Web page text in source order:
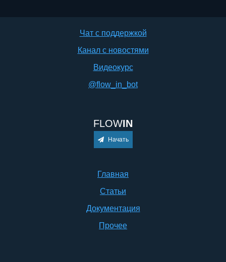
Чат с поддержкой
Канал с новостями
Видеокурс
@flow_in_bot
FLOWIN
Начать
Главная
Статьи
Документация
Прочее